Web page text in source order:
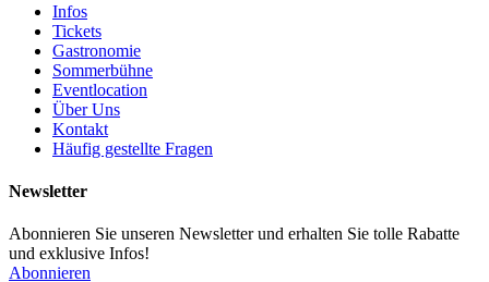
Infos
Tickets
Gastronomie
Sommerbühne
Eventlocation
Über Uns
Kontakt
Häufig gestellte Fragen
Newsletter
Abonnieren Sie unseren Newsletter und erhalten Sie tolle Rabatte
und exklusive Infos!
Abonnieren